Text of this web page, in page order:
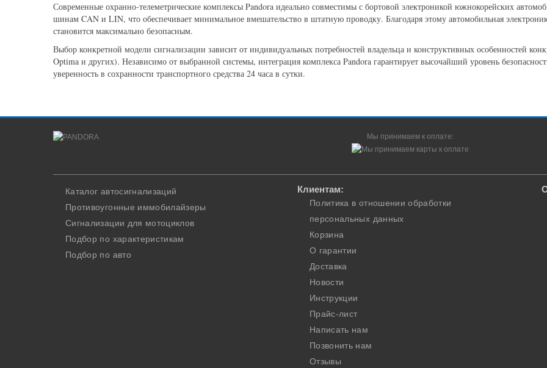
Современные охранно-телеметрические комплексы Pandora идеально совместимы с бортовой электроникой южнокорейских
шинам CAN и LIN, что обеспечивает минимальное вмешательство в штатную проводку. Благодаря этому автомобильная
становится максимально безопасным.
Выбор конкретной модели сигнализации зависит от индивидуальных потребностей владельца и конструктивных особенностей
Optima и других). Независимо от выбранной системы, интеграция комплекса Pandora гарантирует высочайший уровень
уверенность в сохранности транспортного средства 24 часа в сутки.
Мы принимаем к оплате:
Каталог автосигнализаций
Противоугонные иммобилайзеры
Сигнализации для мотоциклов
Подбор по характеристикам
Подбор по авто
Клиентам:
Политика в отношении обработки
персональных данных
Корзина
О гарантии
Доставка
Новости
Инструкции
Прайс-лист
Написать нам
Позвонить нам
Отзывы